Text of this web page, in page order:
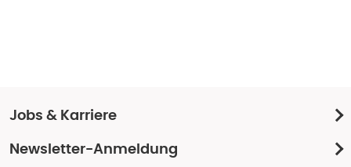
Jobs & Karriere
Newsletter-Anmeldung